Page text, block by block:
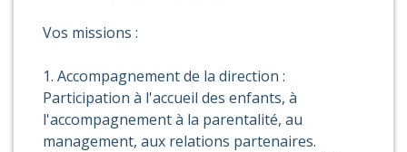
Vos missions :
1. Accompagnement de la direction :
Participation à l'accueil des enfants, à
l'accompagnement à la parentalité, au
management, aux relations partenaires.